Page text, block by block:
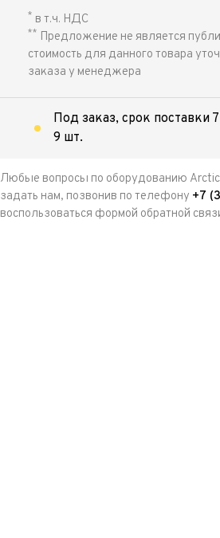
* в т.ч. НДС
** Предложение не является
стоимость для данного товара
заказа у менеджера
Под заказ, срок поставки
9 шт.
Любые вопросы по оборудованию
задать нам, позвонив по телефону +7
воспользоваться формой обратной